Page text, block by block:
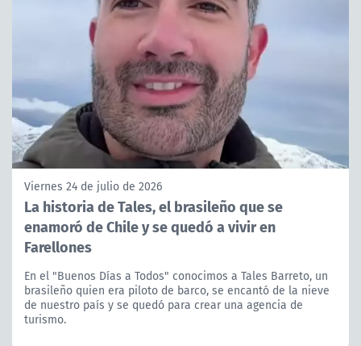
Viernes 24 de julio de 2026
La historia de Tales, el brasileño que se
enamoró de Chile y se quedó a vivir en
Farellones
En el "Buenos Días a Todos" conocimos a Tales Barreto, un
brasileño quien era piloto de barco, se encantó de la nieve
de nuestro país y se quedó para crear una agencia de
turismo.